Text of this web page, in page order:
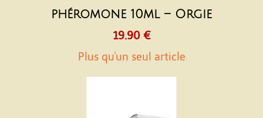
phéromone 10ml – Orgie
19.90 €
Plus qu'un seul article